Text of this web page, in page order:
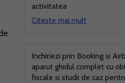
activitatea
Citeste mai mult
Inchiriezi prin Booking si
aparut ghidul complet cu
fiscale si studii de caz